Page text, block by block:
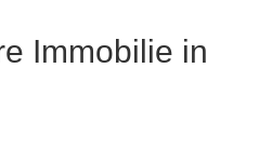
Immobilie in